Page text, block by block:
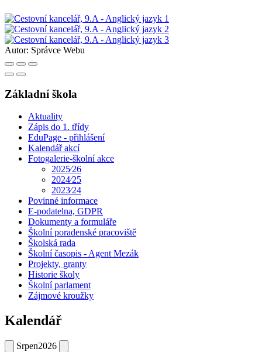
Autor: Správce Webu
Základní škola
Aktuality
Zápis do 1. třídy
EduPage - přihlášení
Kalendář akcí
Fotogalerie-školní akce
2025⁄26
2024⁄25
2023⁄24
Povinné informace
E-podatelna, GDPR
Dokumenty a formuláře
Školní poradenské pracoviště
Školská rada
Školní časopis - Agent Mezák
Projekty, granty
Historie školy
Školní parlament
Zájmové kroužky
Kalendář
Srpen2026